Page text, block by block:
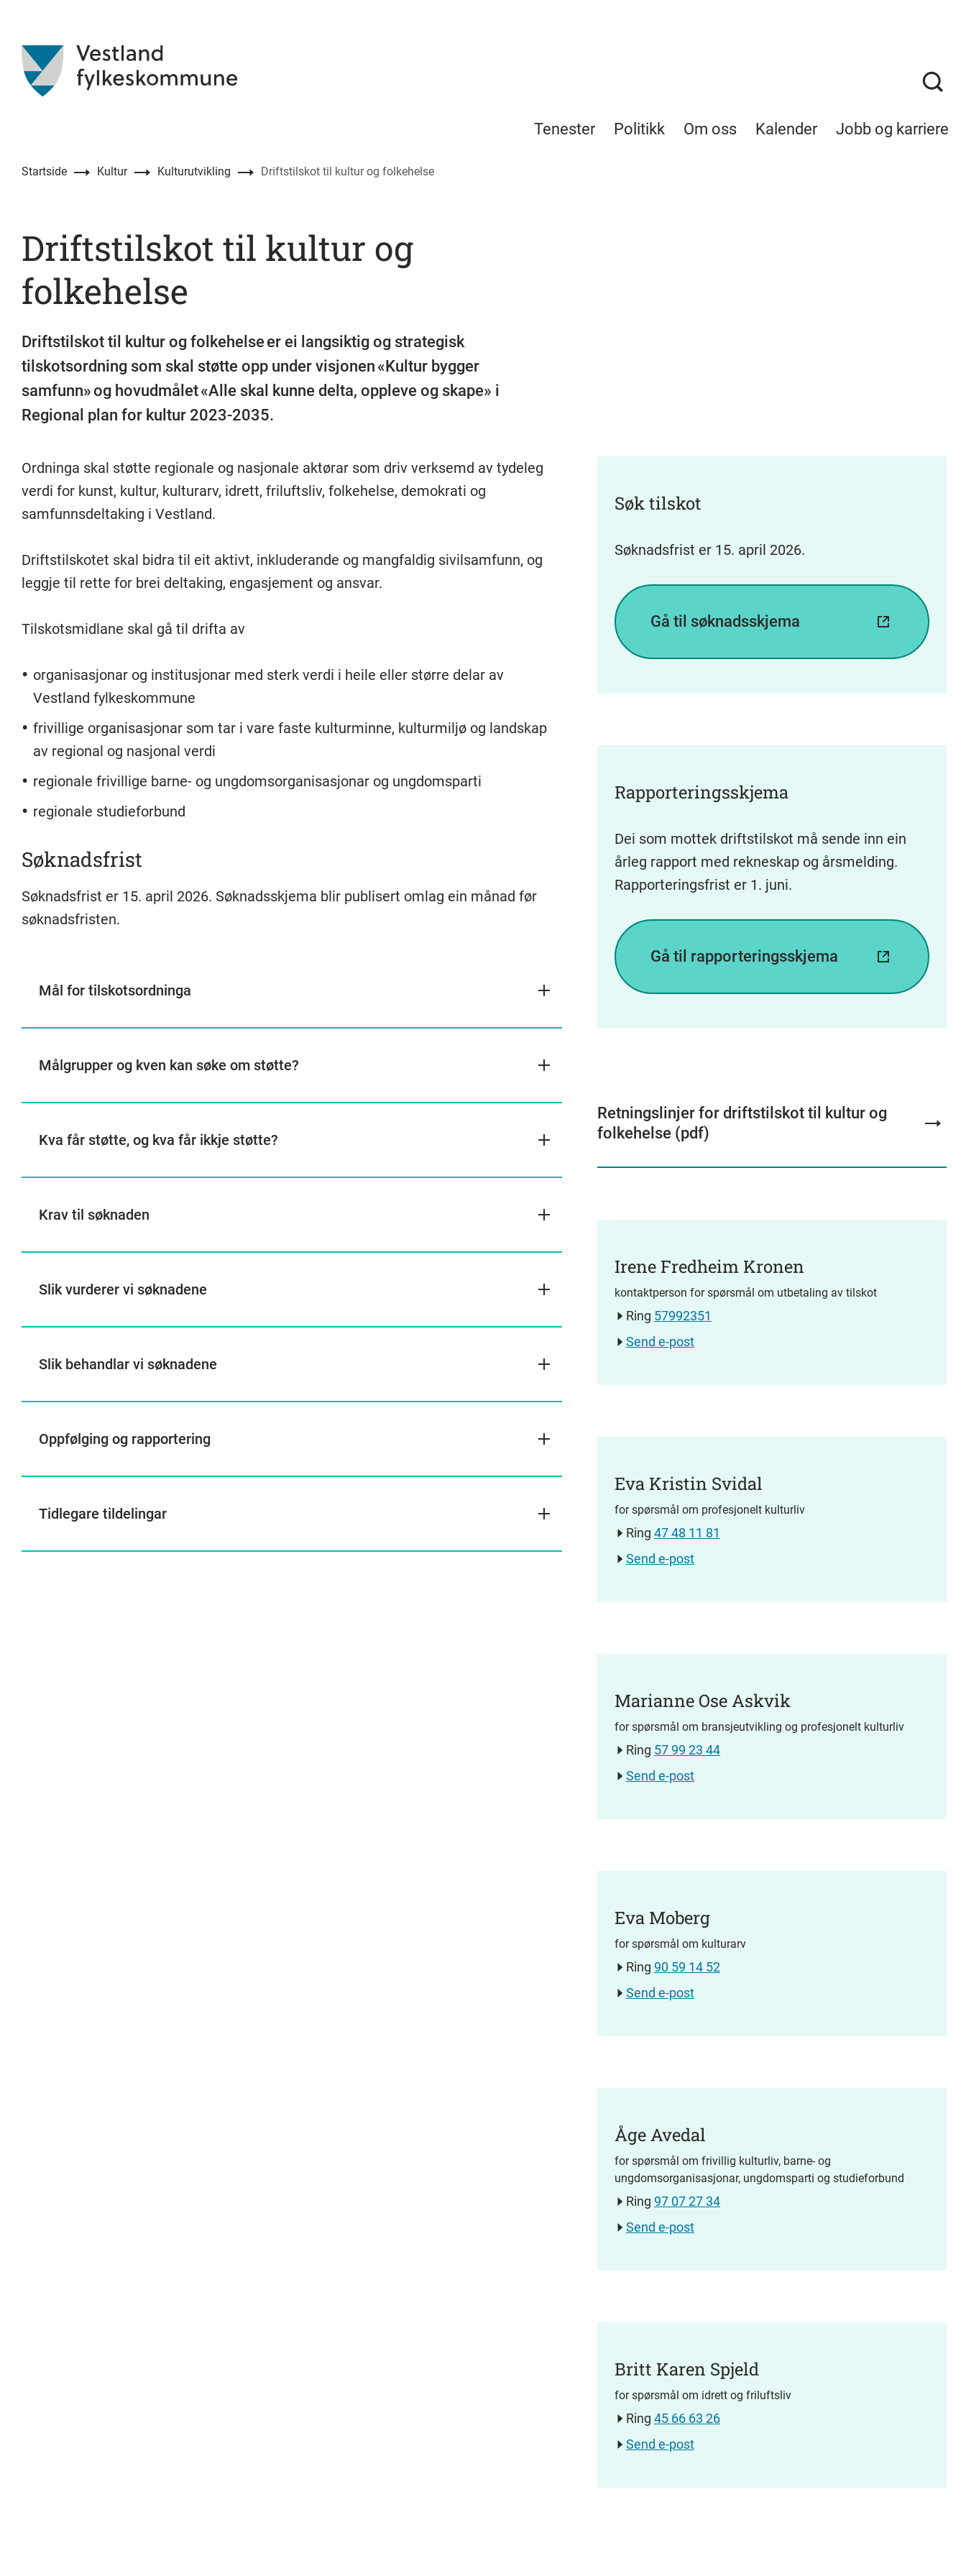
Tenester Politikk Om oss Kalender Jobb og karriere
Startside Kultur Kulturutvikling Driftstilskot til kultur og folkehelse
Driftstilskot til kultur og
folkehelse
Driftstilskot til kultur og folkehelse er ei langsiktig og strategisk
tilskotsordning som skal støtte opp under visjonen «Kultur bygger
samfunn» og hovudmålet «Alle skal kunne delta, oppleve og skape» i
Regional plan for kultur 2023-2035.
Ordninga skal støtte regionale og nasjonale aktørar som driv verksemd av tydeleg
verdi for kunst, kultur, kulturarv, idrett, friluftsliv, folkehelse, demokrati og
samfunnsdeltaking i Vestland.
Driftstilskotet skal bidra til eit aktivt, inkluderande og mangfaldig sivilsamfunn, og
leggje til rette for brei deltaking, engasjement og ansvar.
Tilskotsmidlane skal gå til drifta av
organisasjonar og institusjonar med sterk verdi i heile eller større delar av
Vestland fylkeskommune
frivillige organisasjonar som tar i vare faste kulturminne, kulturmiljø og landskap
av regional og nasjonal verdi
regionale frivillige barne- og ungdomsorganisasjonar og ungdomsparti
regionale studieforbund
Søknadsfrist
Søknadsfrist er 15. april 2026. Søknadsskjema blir publisert omlag ein månad før
søknadsfristen.
Mål for tilskotsordninga
Målgrupper og kven kan søke om støtte?
Kva får støtte, og kva får ikkje støtte?
Krav til søknaden
Slik vurderer vi søknadene
Slik behandlar vi søknadene
Oppfølging og rapportering
Tidlegare tildelingar
Søk tilskot
Søknadsfrist er 15. april 2026.
Gå til søknadsskjema
Rapporteringsskjema
Dei som mottek driftstilskot må sende inn ein
årleg rapport med rekneskap og årsmelding.
Rapporteringsfrist er 1. juni.
Gå til rapporteringsskjema
Retningslinjer for driftstilskot til kultur og
folkehelse (pdf)
Irene Fredheim Kronen
kontaktperson for spørsmål om utbetaling av tilskot
Ring 57992351
Send e-post
Eva Kristin Svidal
for spørsmål om profesjonelt kulturliv
Ring 47 48 11 81
Send e-post
Marianne Ose Askvik
for spørsmål om bransjeutvikling og profesjonelt kulturliv
Ring 57 99 23 44
Send e-post
Eva Moberg
for spørsmål om kulturarv
Ring 90 59 14 52
Send e-post
Åge Avedal
for spørsmål om frivillig kulturliv, barne- og
ungdomsorganisasjonar, ungdomsparti og studieforbund
Ring 97 07 27 34
Send e-post
Britt Karen Spjeld
for spørsmål om idrett og friluftsliv
Ring 45 66 63 26
Send e-post